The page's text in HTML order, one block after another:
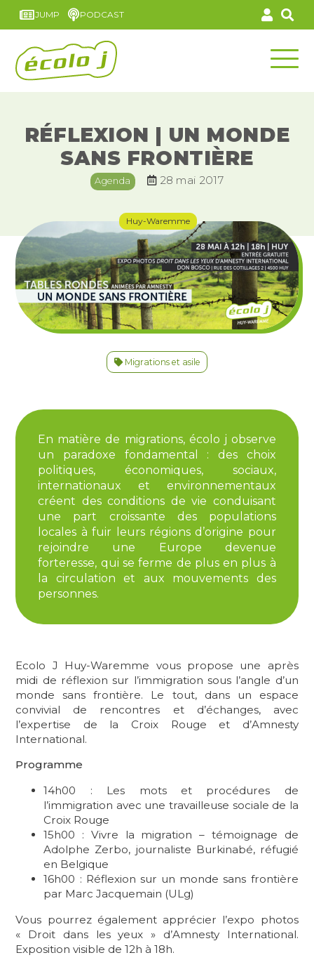
JUMP PODCAST
RÉFLEXION | UN MONDE
SANS FRONTIÈRE
Agenda 28 mai 2017
Huy-Waremme
Migrations et asile
En matière de migrations, écolo j observe
un paradoxe fondamental : des choix
politiques, économiques, sociaux,
internationaux et environnementaux
créent des conditions de vie conduisant
une part croissante des populations
locales à fuir leurs régions d’origine pour
rejoindre une Europe devenue
forteresse, qui se ferme de plus en plus à
la circulation et aux mouvements des
personnes.
Ecolo J Huy-Waremme vous propose une après
midi de réflexion sur l’immigration sous l’angle d’un
monde sans frontière. Le tout, dans un espace
convivial de rencontres et d’échanges, avec
l’expertise de la Croix Rouge et d’Amnesty
International.
Programme
14h00 : Les mots et procédures de
l’immigration avec une travailleuse sociale de la
Croix Rouge
15h00 : Vivre la migration – témoignage de
Adolphe Zerbo, journaliste Burkinabé, réfugié
en Belgique
16h00 : Réflexion sur un monde sans frontière
par Marc Jacquemain (ULg)
Vous pourrez également apprécier l’expo photos
« Droit dans les yeux » d’Amnesty International.
Exposition visible de 12h à 18h.